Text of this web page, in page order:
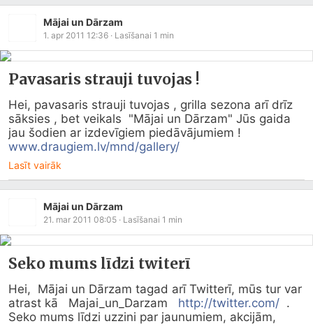
Mājai un Dārzam
1. apr 2011 12:36 · Lasīšanai 1 min
Pavasaris strauji tuvojas !
Hei, pavasaris strauji tuvojas , grilla sezona arī drīz
sāksies , bet veikals  "Mājai un Dārzam" Jūs gaida
www.draugiem.lv/mnd/gallery/
Lasīt vairāk
Mājai un Dārzam
21. mar 2011 08:05 · Lasīšanai 1 min
Seko mums līdzi twiterī
Hei,  Mājai un Dārzam tagad arī Twitterī, mūs tur var
atrast kā   Majai_un_Darzam http://twitter.com/
  .
Seko mums līdzi uzzini par jaunumiem, akcijām,